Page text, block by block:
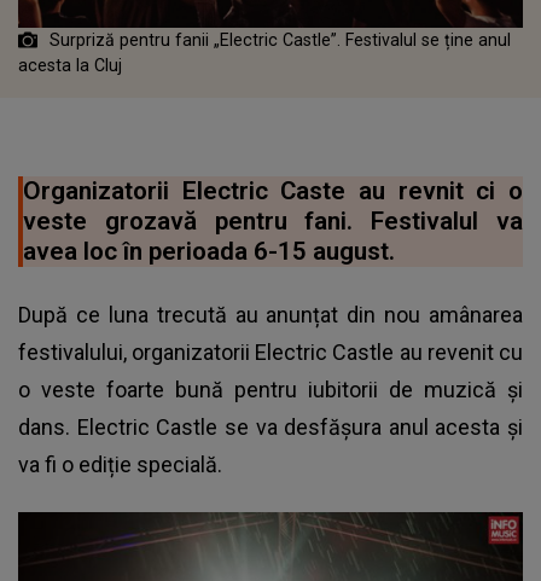
Surpriză pentru fanii „Electric Castle”. Festivalul se ține anul
acesta la Cluj
Organizatorii Electric Caste au revnit ci o
veste grozavă pentru fani. Festivalul va
avea loc în perioada 6-15 august.
După ce luna trecută au anunțat din nou amânarea
festivalului, organizatorii Electric Castle au revenit cu
o veste foarte bună pentru iubitorii de muzică și
dans. Electric Castle se va desfășura anul acesta și
va fi o ediție specială.